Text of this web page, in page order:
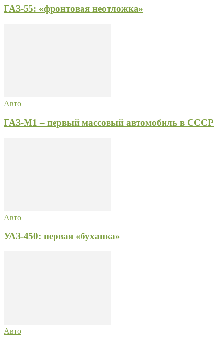
ГАЗ-55: «фронтовая неотложка»
Авто
ГАЗ-М1 – первый массовый автомобиль в СССР
Авто
УАЗ-450: первая «буханка»
Авто